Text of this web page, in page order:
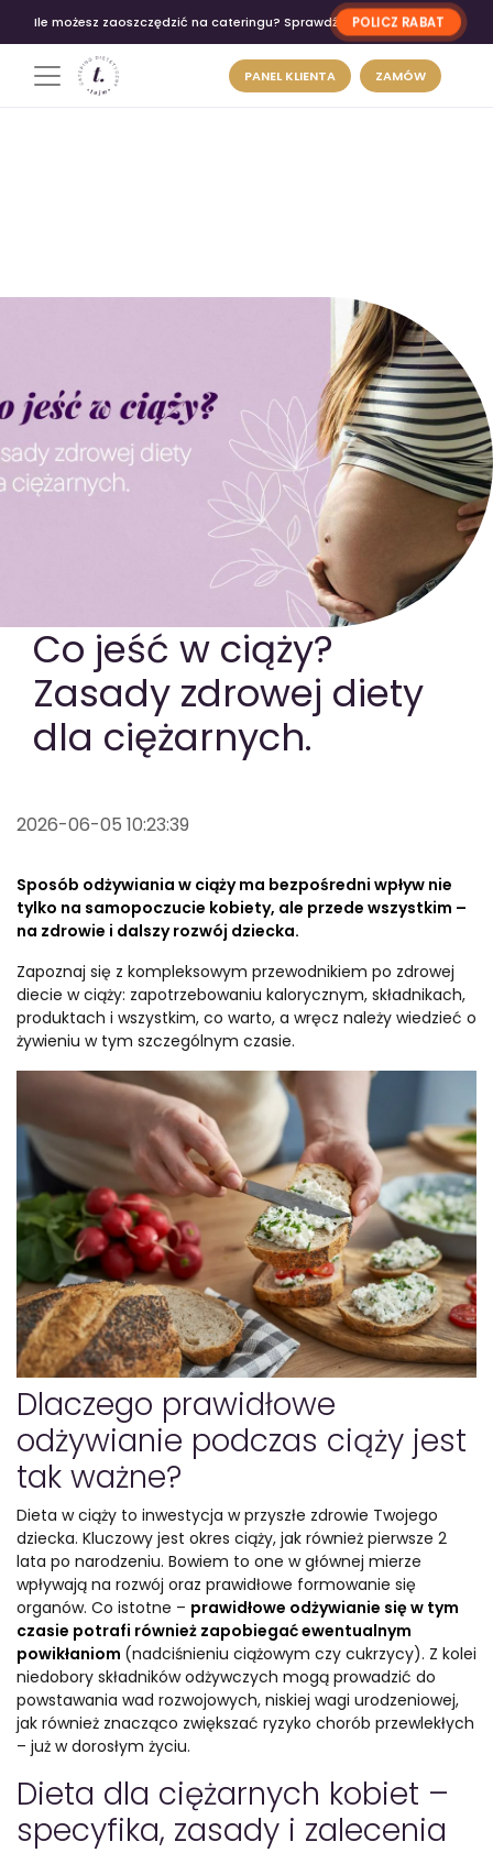
Ile możesz zaoszczędzić na cateringu? Sprawdź POLICZ RABAT
PANEL KLIENTA ZAMÓW
WYBÓR MENU PAKIETY MEDYCZNE
Co jeść w ciąży?
Zasady zdrowej diety
dla ciężarnych.
2026-06-05 10:23:39
Sposób odżywiania w ciąży ma bezpośredni wpływ nie
tylko na samopoczucie kobiety, ale przede wszystkim –
na zdrowie i dalszy rozwój dziecka.
Zapoznaj się z kompleksowym przewodnikiem po zdrowej
diecie w ciąży: zapotrzebowaniu kalorycznym, składnikach,
produktach i wszystkim, co warto, a wręcz należy wiedzieć o
żywieniu w tym szczególnym czasie.
Dlaczego prawidłowe
odżywianie podczas ciąży jest
tak ważne?
Dieta w ciąży to inwestycja w przyszłe zdrowie Twojego
dziecka. Kluczowy jest okres ciąży, jak również pierwsze 2
lata po narodzeniu. Bowiem to one w głównej mierze
wpływają na rozwój oraz prawidłowe formowanie się
organów. Co istotne – prawidłowe odżywianie się w tym
czasie potrafi również zapobiegać ewentualnym
powikłaniom (nadciśnieniu ciążowym czy cukrzycy). Z kolei
niedobory składników odżywczych mogą prowadzić do
powstawania wad rozwojowych, niskiej wagi urodzeniowej,
jak również znacząco zwiększać ryzyko chorób przewlekłych
– już w dorosłym życiu.
Dieta dla ciężarnych kobiet –
specyfika, zasady i zalecenia